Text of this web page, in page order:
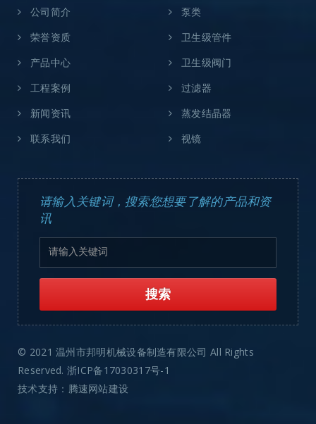
公司简介
荣誉资质
产品中心
工程案例
新闻资讯
联系我们
泵类
卫生级管件
卫生级阀门
过滤器
蒸发结晶器
视镜
请输入关键词，搜索您想要了解的产品和资
讯
© 2021 温州市邦明机械设备制造有限公司 All Rights
Reserved. 浙ICP备17030317号-1
技术支持：腾速网站建设